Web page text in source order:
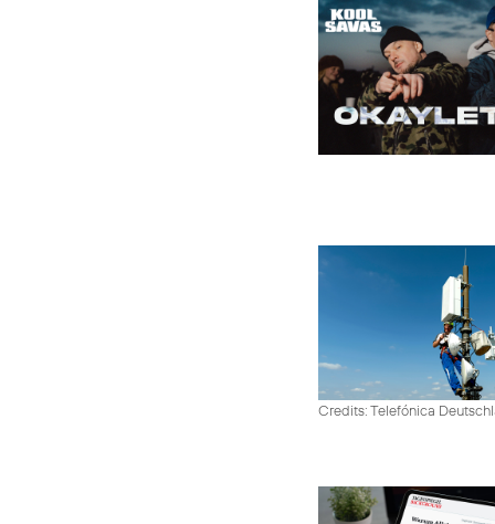
Credits: Telefónica